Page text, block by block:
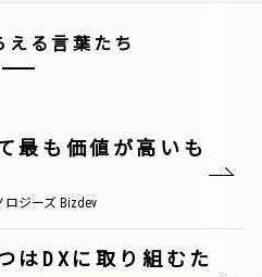
える言葉たち
最も価値が高いも
ジーズ Bizdev
はDXに取り組むた